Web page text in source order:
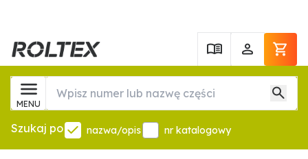
MENU
Szukaj po nazwa/opis nr katalogowy